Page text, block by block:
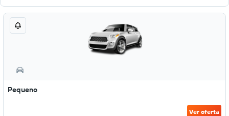
Pequeno
Ver oferta